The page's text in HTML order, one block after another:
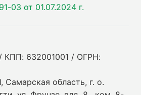
03 от 01.07.2024 г.
КПП: 632001001 / ОГРН:
Самарская область, г. о.